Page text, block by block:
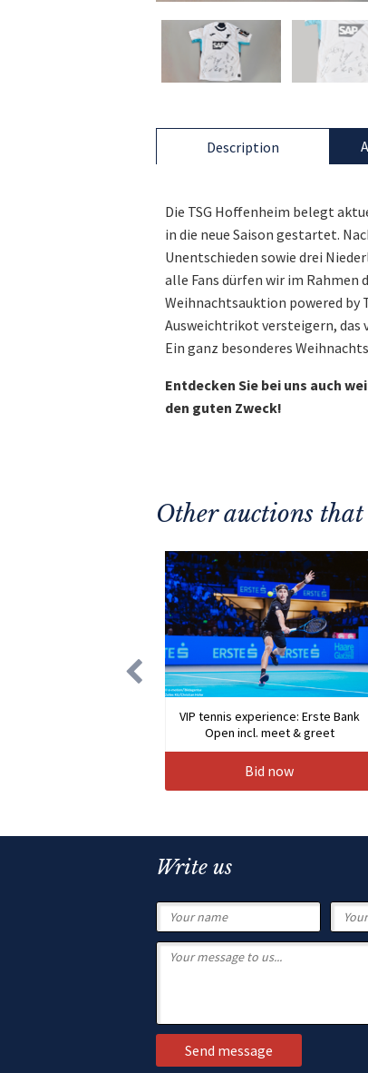
Description
Die TSG Hoffenheim belegt
in die neue Saison gestartet.
Unentschieden sowie drei
alle Fans dürfen wir im Rahmen
Weihnachtsauktion powered by
Ausweichtrikot versteigern, das
Ein ganz besonderes
Entdecken Sie bei uns auch
den guten Zweck!
Other auctions
VIP tennis experience: Erste Bank
Open incl. meet & greet
Bid now
Write us